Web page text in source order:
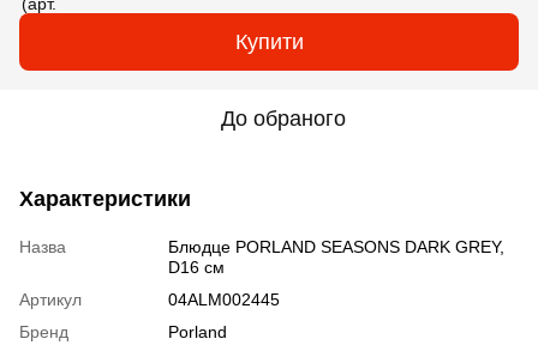
Купити
До обраного
Характеристики
Назва
Блюдце PORLAND SEASONS DARK GREY,
D16 см
Артикул
04ALM002445
Бренд
Porland